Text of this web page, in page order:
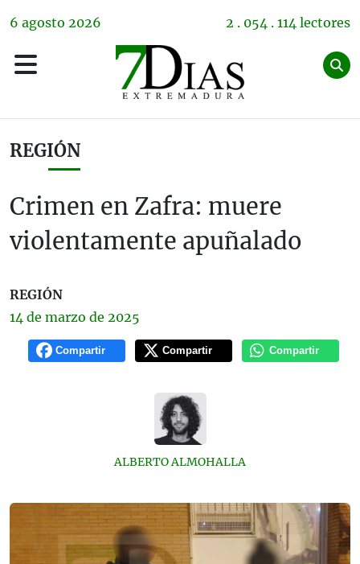
6 agosto 2026 2 . 054 . 114 lectores
REGIÓN
Crimen en Zafra: muere
violentamente apuñalado
REGIÓN
14 de marzo de 2025
Compartir Compartir Compartir
ALBERTO ALMOHALLA